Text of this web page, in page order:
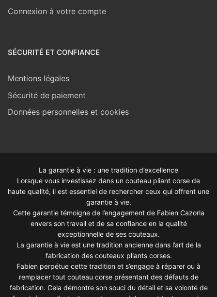
Connexion à votre compte
SÉCURITÉ ET CONFIANCE
Mentions légales
Sécurité de paiement
Données personnelles et cookies
La garantie à vie : une tradition d’excellence
Lorsque vous investissez dans un couteau pliant corse de
haute qualité, il est essentiel de rechercher ceux qui offrent une
garantie à vie.
Cette garantie témoigne de l’engagement de Fabien Cazorla
envers son travail et de sa confiance en la qualité
exceptionnelle de ses couteaux.
La garantie à vie est une tradition ancienne dans l’art de la
fabrication des couteaux pliants corses.
Fabien perpétue cette tradition et s’engage à réparer ou à
remplacer tout couteau corse présentant des défauts de
fabrication. Cela démontre son souci du détail et sa volonté de